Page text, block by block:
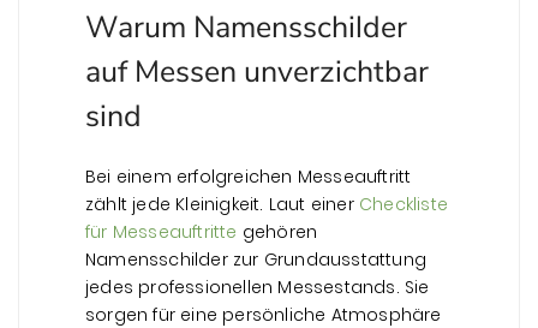
Warum Namensschilder
auf Messen unverzichtbar
sind
Bei einem erfolgreichen Messeauftritt
zählt jede Kleinigkeit. Laut einer Checkliste
für Messeauftritte gehören
Namensschilder zur Grundausstattung
jedes professionellen Messestands. Sie
sorgen für eine persönliche Atmosphäre